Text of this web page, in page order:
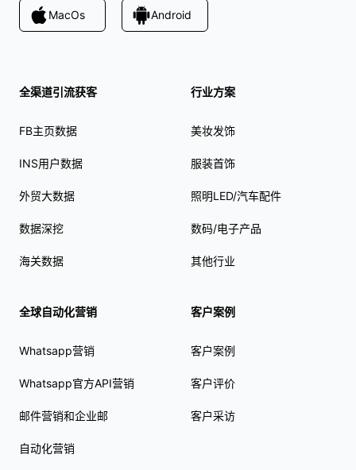
MacOs Android
全渠道引流获客
FB主页数据
INS用户数据
外贸大数据
数据深挖
海关数据
全球自动化营销
Whatsapp营销
Whatsapp官方API营销
邮件营销和企业邮
自动化营销
行业方案
美妆发饰
服装首饰
照明LED/汽车配件
数码/电子产品
其他行业
客户案例
客户案例
客户评价
客户采访